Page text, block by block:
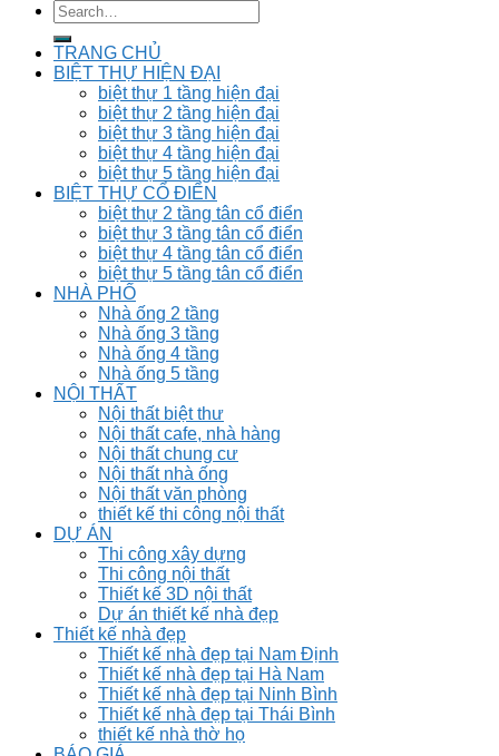
TRANG CHỦ
BIỆT THỰ HIỆN ĐẠI
biệt thự 1 tầng hiện đại
biệt thự 2 tầng hiện đại
biệt thự 3 tầng hiện đại
biệt thự 4 tầng hiện đại
biệt thự 5 tầng hiện đại
BIỆT THỰ CỔ ĐIỂN
biệt thự 2 tầng tân cổ điển
biệt thự 3 tầng tân cổ điển
biệt thự 4 tầng tân cổ điển
biệt thự 5 tầng tân cổ điển
NHÀ PHỐ
Nhà ống 2 tầng
Nhà ống 3 tầng
Nhà ống 4 tầng
Nhà ống 5 tầng
NỘI THẤT
Nội thất biệt thư
Nội thất cafe, nhà hàng
Nội thất chung cư
Nội thất nhà ống
Nội thất văn phòng
thiết kế thi công nội thất
DỰ ÁN
Thi công xây dựng
Thi công nội thất
Thiết kế 3D nội thất
Dự án thiết kế nhà đẹp
Thiết kế nhà đẹp
Thiết kế nhà đẹp tại Nam Định
Thiết kế nhà đẹp tại Hà Nam
Thiết kế nhà đẹp tại Ninh Bình
Thiết kế nhà đẹp tại Thái Bình
thiết kế nhà thờ họ